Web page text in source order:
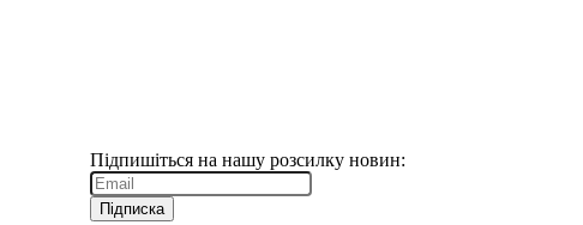
Підпишіться на нашу розсилку новин:
Підписка